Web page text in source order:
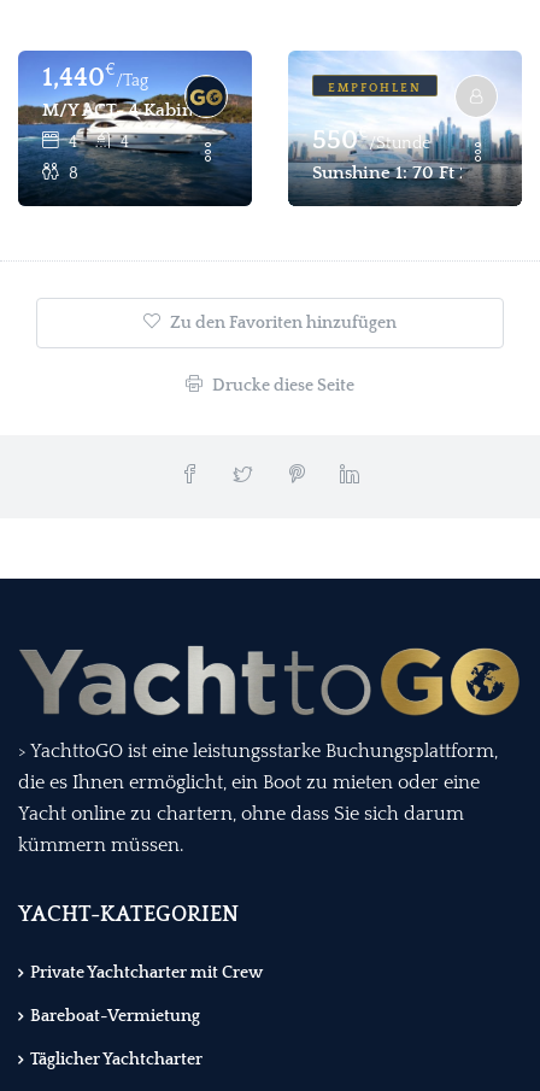
1,440€
/Tag
M/Y ACT- 4 Kabinen 8 Pax Luxus Motoryacht Für Charter-
4
4
8
EMPFOHLEN
550€
/Stunde
Sunshine 1: 70 Ft 28 Pax
Zu den Favoriten hinzufügen
Drucke diese Seite
> YachttoGO ist eine leistungsstarke Buchungsplattform,
die es Ihnen ermöglicht, ein Boot zu mieten oder eine
Yacht online zu chartern, ohne dass Sie sich darum
kümmern müssen.
YACHT-KATEGORIEN
Private Yachtcharter mit Crew
Bareboat-Vermietung
Täglicher Yachtcharter